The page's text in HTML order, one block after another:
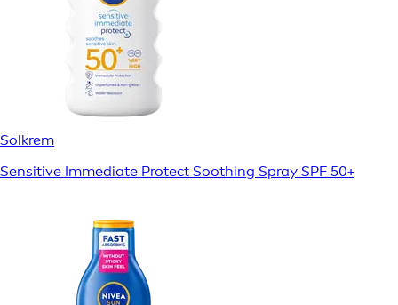
Solkrem
Sensitive Immediate Protect Soothing Spray SPF 50+